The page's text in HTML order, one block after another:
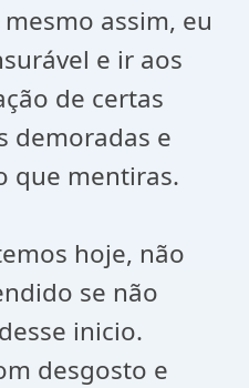
assim, eu
e ir aos
de certas
demoradas e
que mentiras.
hoje, não
se não
inicio.
desgosto e